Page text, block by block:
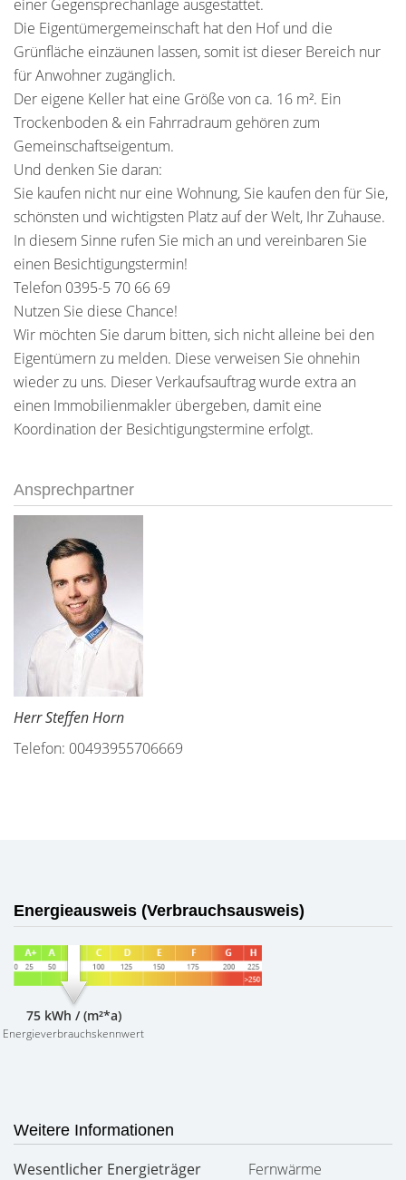
einer Gegensprechanlage ausgestattet.
Die Eigentümergemeinschaft hat den Hof und die
Grünfläche einzäunen lassen, somit ist dieser Bereich nur
für Anwohner zugänglich.
Der eigene Keller hat eine Größe von ca. 16 m². Ein
Trockenboden & ein Fahrradraum gehören zum
Gemeinschaftseigentum.
Und denken Sie daran:
Sie kaufen nicht nur eine Wohnung, Sie kaufen den für Sie,
schönsten und wichtigsten Platz auf der Welt, Ihr Zuhause.
In diesem Sinne rufen Sie mich an und vereinbaren Sie
einen Besichtigungstermin!
Telefon 0395-5 70 66 69
Nutzen Sie diese Chance!
Wir möchten Sie darum bitten, sich nicht alleine bei den
Eigentümern zu melden. Diese verweisen Sie ohnehin
wieder zu uns. Dieser Verkaufsauftrag wurde extra an
einen Immobilienmakler übergeben, damit eine
Koordination der Besichtigungstermine erfolgt.
Ansprechpartner
Herr Steffen Horn
Telefon: 00493955706669
Energieausweis (Verbrauchsausweis)
75 kWh / (m²*a)
Energieverbrauchskennwert
Weitere Informationen
Wesentlicher Energieträger
Fernwärme